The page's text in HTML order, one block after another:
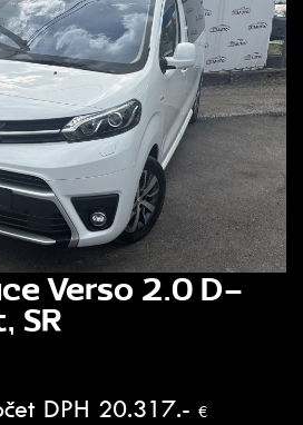
Verso 2.0 D-
SR
DPH 20.317.- €